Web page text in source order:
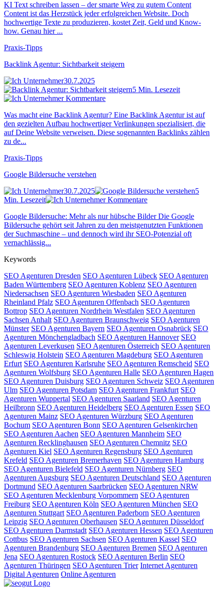
KI Text schreiben lassen – der smarte Weg zu gutem Content
Content ist das Herzstück jeder erfolgreichen Website. Doch
hochwertige Texte zu produzieren, kostet Zeit, Geld und Know-
how. Genau hier ...
Praxis-Tipps
Backlink Agentur: Sichtbarkeit steigern
30.7.2025
5 Min. Lesezeit
Kommentare
Was macht eine Backlink Agentur? Eine Backlink Agentur ist auf
den gezielten Aufbau hochwertiger Verlinkungen spezialisiert, die
auf Deine Website verweisen. Diese sogenannten Backlinks zählen
zu de...
Praxis-Tipps
Google Bildersuche verstehen
30.7.2025
5
Min. Lesezeit
Kommentare
Google Bildersuche: Mehr als nur hübsche Bilder Die Google
Bildersuche gehört seit Jahren zu den meistgenutzten Funktionen
der Suchmaschine – und dennoch wird ihr SEO-Potenzial oft
vernachlässig...
Keywords
SEO Agenturen Dresden SEO Agenturen Lübeck SEO Agenturen
Baden Württemberg SEO Agenturen Koblenz SEO Agenturen
Niedersachsen SEO Agenturen Wiesbaden SEO Agenturen
Rheinland Pfalz SEO Agenturen Offenbach SEO Agenturen
Bottrop SEO Agenturen Nordrhein Westfalen SEO Agenturen
Sachsen Anhalt SEO Agenturen Braunschweig SEO Agenturen
Münster SEO Agenturen Bayern SEO Agenturen Osnabrück SEO
Agenturen Mönchengladbach SEO Agenturen Hannover SEO
Agenturen Leverkusen SEO Agenturen Österreich SEO Agenturen
Schleswig Holstein SEO Agenturen Magdeburg SEO Agenturen
Erfurt SEO Agenturen Karlsruhe SEO Agenturen Remscheid SEO
Agenturen Wolfsburg SEO Agenturen Halle SEO Agenturen Hagen
SEO Agenturen Duisburg SEO Agenturen Schweiz SEO Agenturen
Ulm SEO Agenturen Potsdam SEO Agenturen Frankfurt SEO
Agenturen Wuppertal SEO Agenturen Saarland SEO Agenturen
Heilbronn SEO Agenturen Heidelberg SEO Agenturen Essen SEO
Agenturen Mainz SEO Agenturen Würzburg SEO Agenturen
Bochum SEO Agenturen Bonn SEO Agenturen Gelsenkirchen
SEO Agenturen Aachen SEO Agenturen Mannheim SEO
Agenturen Recklinghausen SEO Agenturen Chemnitz SEO
Agenturen Kiel SEO Agenturen Regensburg SEO Agenturen
Krefeld SEO Agenturen Bremerhaven SEO Agenturen Hamburg
SEO Agenturen Bielefeld SEO Agenturen Nürnberg SEO
Agenturen Augsburg SEO Agenturen Deutschland SEO Agenturen
Dortmund SEO Agenturen Saarbrücken SEO Agenturen NRW
SEO Agenturen Mecklenburg Vorpommern SEO Agenturen
Freiburg SEO Agenturen Köln SEO Agenturen München SEO
Agenturen Stuttgart SEO Agenturen Paderborn SEO Agenturen
Leipzig SEO Agenturen Oberhausen SEO Agenturen Düsseldorf
SEO Agenturen Darmstadt SEO Agenturen Hessen SEO Agenturen
Cottbus SEO Agenturen Sachsen SEO Agenturen Kassel SEO
Agenturen Brandenburg SEO Agenturen Bremen SEO Agenturen
Jena SEO Agenturen Rostock SEO Agenturen Berlin SEO
Agenturen Thüringen SEO Agenturen Trier Internet Agenturen
Digital Agenturen Online Agenturen